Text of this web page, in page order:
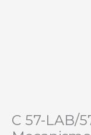
C 57-LAB/